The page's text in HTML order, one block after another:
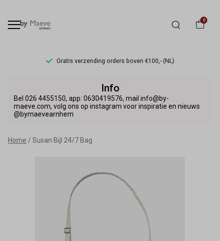
0
Gratis verzending orders boven €100,- (NL)
Bijl
24/7
Bag
Info
Bel 026 4455150, app: 0630419576, mail info@by-
maeve.com, volg ons op instagram voor inspiratie en nieuws
@bymaevearnhem
Home Susan Bijl 24/7 Bag